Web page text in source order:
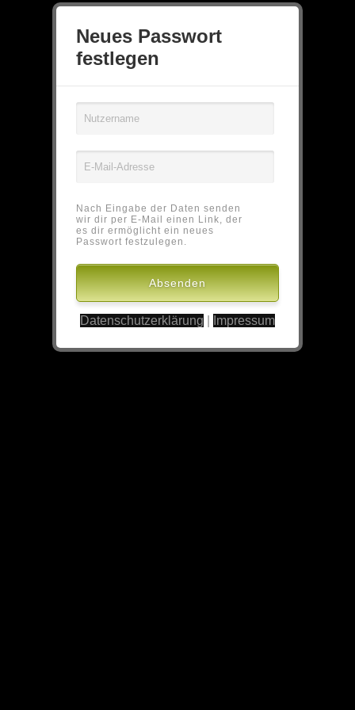
Neues Passwort
festlegen
Nach Eingabe der Daten senden
wir dir per E-Mail einen Link, der
es dir ermöglicht ein neues
Passwort festzulegen.
Datenschutzerklärung Impressum